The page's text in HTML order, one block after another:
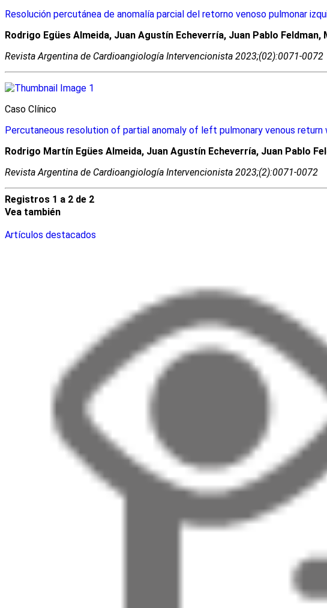
Resolución percutánea de anomalía parcial del retorno venoso pulmonar
Rodrigo Egües Almeida, Juan Agustín Echeverría, Juan Pablo Feldman,
Revista Argentina de Cardioangiologí­a Intervencionista 2023;(02):0071-0072
Caso Clínico
Percutaneous resolution of partial anomaly of left pulmonary venous
Rodrigo Martín Egües Almeida, Juan Agustín Echeverría, Juan Pablo
Revista Argentina de Cardioangiologí­a Intervencionista 2023;(2):0071-0072
Registros 1 a 2 de 2
Vea también
Artículos destacados